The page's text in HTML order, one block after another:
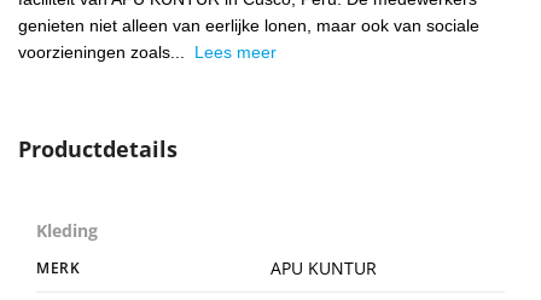
genieten niet alleen van eerlijke lonen, maar ook van sociale
voorzieningen zoals...
Lees meer
Productdetails
Kleding
MERK APU KUNTUR